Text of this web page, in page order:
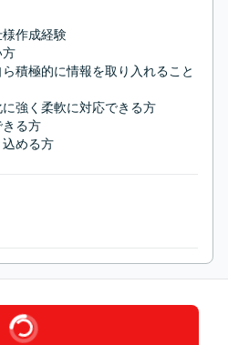
様作成経験
方
積極的に情報を取り入れること
強く柔軟に対応できる方
きる方
込める方